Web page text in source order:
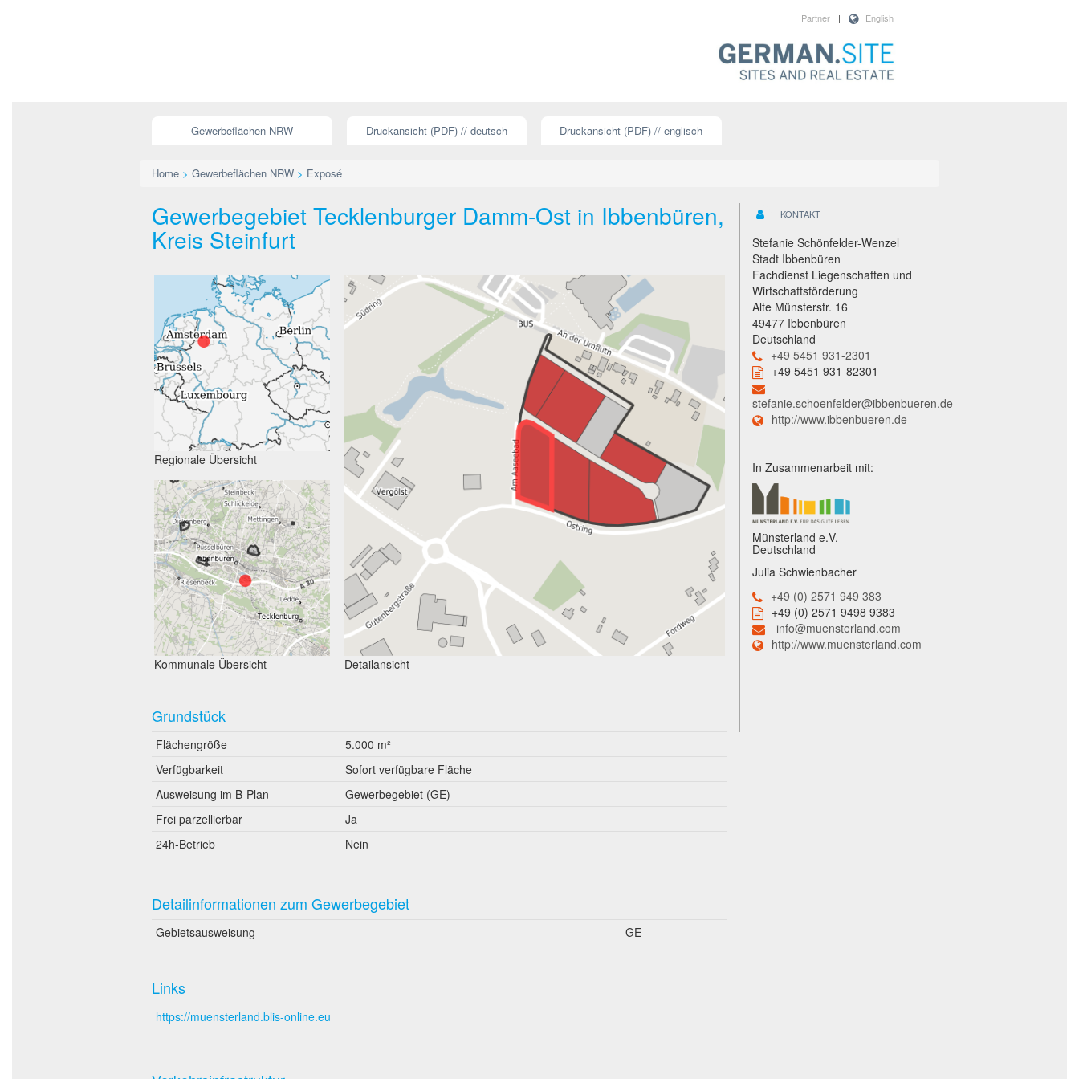
English
|
Partner
Gewerbeflächen NRW Druckansicht (PDF) // deutsch Druckansicht (PDF) // englisch
Home > Gewerbeflächen NRW > Exposé
Gewerbegebiet Tecklenburger Damm-Ost in Ibbenbüren,
Kreis Steinfurt
Regionale Übersicht
Kommunale Übersicht Detailansicht
Grundstück
Flächengröße
5.000 m²
Verfügbarkeit
Sofort verfügbare Fläche
Ausweisung im B-Plan
Gewerbegebiet (GE)
Frei parzellierbar
Ja
24h-Betrieb
Nein
Detailinformationen zum Gewerbegebiet
Gebietsausweisung GE
Links
https://muensterland.blis-online.eu
KONTAKT
Stefanie Schönfelder-Wenzel
Stadt Ibbenbüren
Fachdienst Liegenschaften und
Wirtschaftsförderung
Alte Münsterstr. 16
49477 Ibbenbüren
Deutschland
+49 5451 931-2301
+49 5451 931-82301
stefanie.schoenfelder@ibbenbueren.de
http://www.ibbenbueren.de
In Zusammenarbeit mit:
Münsterland e.V.
Deutschland
Julia Schwienbacher
+49 (0) 2571 949 383
+49 (0) 2571 9498 9383
info@muensterland.com
http://www.muensterland.com